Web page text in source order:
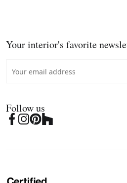
Your interior's favorite
Follow us